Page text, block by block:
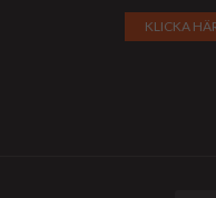
KLICKA